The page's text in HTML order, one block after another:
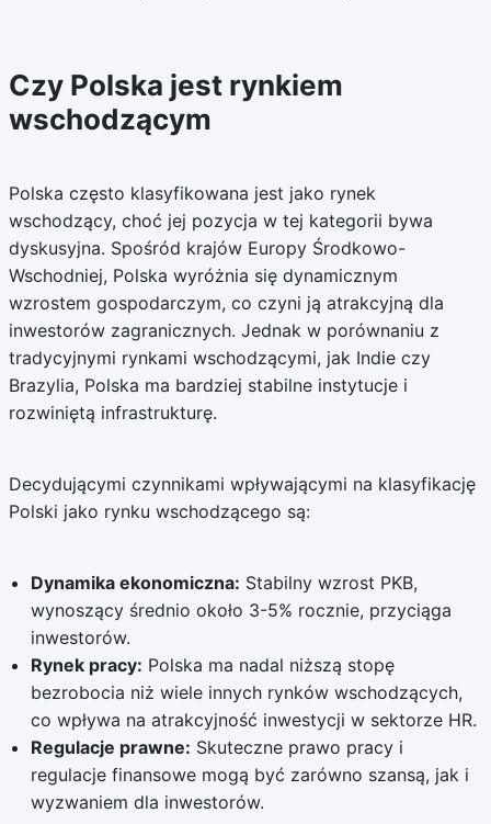
Czy Polska jest rynkiem
wschodzącym
Polska często klasyfikowana jest jako rynek
wschodzący, choć jej pozycja w tej kategorii bywa
dyskusyjna. Spośród krajów Europy Środkowo-
Wschodniej, Polska wyróżnia się dynamicznym
wzrostem gospodarczym, co czyni ją atrakcyjną dla
inwestorów zagranicznych. Jednak w porównaniu z
tradycyjnymi rynkami wschodzącymi, jak Indie czy
Brazylia, Polska ma bardziej stabilne instytucje i
rozwiniętą infrastrukturę.
Decydującymi czynnikami wpływającymi na klasyfikację
Polski jako rynku wschodzącego są:
Dynamika ekonomiczna: Stabilny wzrost PKB,
wynoszący średnio około 3-5% rocznie, przyciąga
inwestorów.
Rynek pracy: Polska ma nadal niższą stopę
bezrobocia niż wiele innych rynków wschodzących,
co wpływa na atrakcyjność inwestycji w sektorze HR.
Regulacje prawne: Skuteczne prawo pracy i
regulacje finansowe mogą być zarówno szansą, jak i
wyzwaniem dla inwestorów.